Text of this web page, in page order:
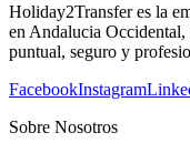
Holiday2Transfer es la
en Andalucia
puntual, seguro y
FacebookInstagram
Sobre Nosotros